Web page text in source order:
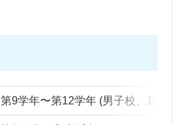
第9学年〜第12学年 (男子校、15-18